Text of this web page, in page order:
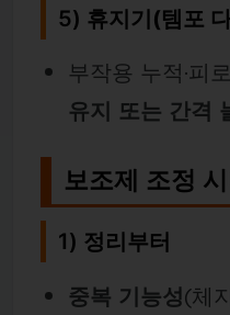
5) 휴지기(템포
부작용 누적·피
유지 또는 간격
보조제 조정
1) 정리부터
중복 기능성(체